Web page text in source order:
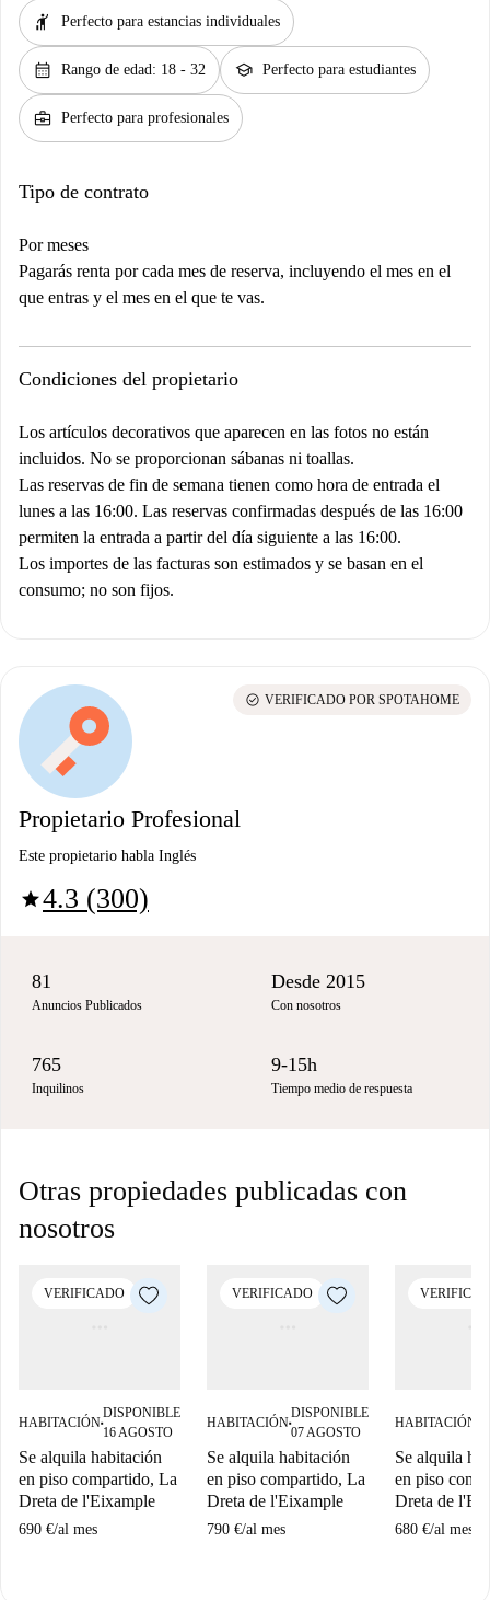
hail Perfecto para estancias individuales
calendar_month Rango de edad: 18 - 32 school Perfecto para estudiantes
business_center Perfecto para profesionales
Tipo de contrato
Por meses
Pagarás renta por cada mes de reserva, incluyendo el mes en el
que entras y el mes en el que te vas.
Condiciones del propietario
Los artículos decorativos que aparecen en las fotos no están
incluidos. No se proporcionan sábanas ni toallas.
Las reservas de fin de semana tienen como hora de entrada el
lunes a las 16:00. Las reservas confirmadas después de las 16:00
permiten la entrada a partir del día siguiente a las 16:00.
Los importes de las facturas son estimados y se basan en el
consumo; no son fijos.
Propietario Profesional
Este propietario habla Inglés
star4.3 (300)
check_circle VERIFICADO POR SPOTAHOME
81
Anuncios Publicados
Desde 2015
Con nosotros
765
Inquilinos
9-15h
Tiempo medio de respuesta
Otras propiedades publicadas con
nosotros
VERIFICADO
HABITACIÓN■
DISPONIBLE
16 AGOSTO
Se alquila habitación
en piso compartido, La
Dreta de l'Eixample
690 €/al mes
VERIFICADO
HABITACIÓN■
DISPONIBLE
07 AGOSTO
Se alquila habitación
en piso compartido, La
Dreta de l'Eixample
790 €/al mes
HABITACIÓN
Se alquila
en piso
Dreta de
680 €/al mes